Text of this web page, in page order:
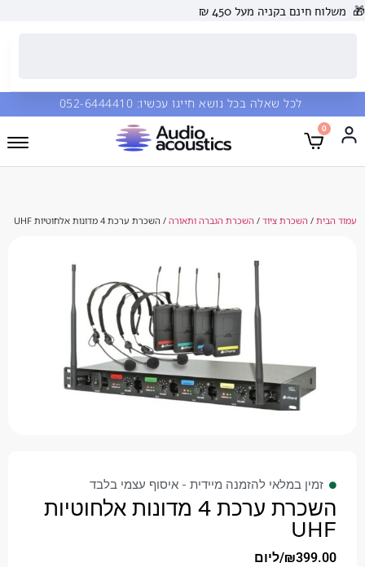
🎁 משלוח חינם בקניה מעל 450 ₪
לכל שאלה בכל נושא חייגו עכשיו:
0
עמוד הבית / השכרת ציוד / השכרת הגברה ותאורה / השכרת ערכת 4 מדונות אלחוטיות UHF
זמין במלאי להזמנה מיידית - איסוף עצמי בלבד
השכרת ערכת 4 מדונות אלחוטיות
UHF
₪399.00 /ליום